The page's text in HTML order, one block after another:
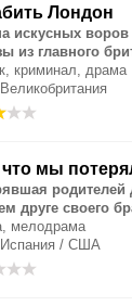
Лондон
искусных воров
из главного
криминал, драма
что мы
друге своего
мелодрама
Испания / США